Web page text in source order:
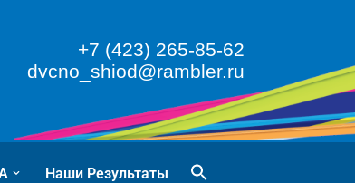
+7 (423) 265-85-62
dvcno_shiod@rambler.ru
Наши Результаты